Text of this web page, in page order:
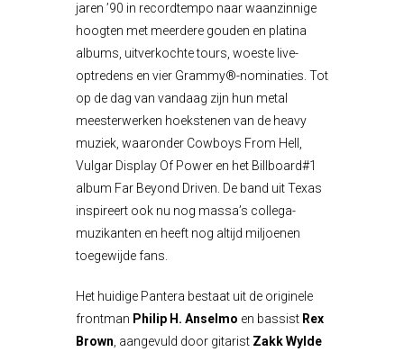
jaren ’90 in recordtempo naar waanzinnige
hoogten met meerdere gouden en platina
albums, uitverkochte tours, woeste live-
optredens en vier Grammy®-nominaties. Tot
op de dag van vandaag zijn hun metal
meesterwerken hoekstenen van de heavy
muziek, waaronder Cowboys From Hell,
Vulgar Display Of Power en het Billboard#1
album Far Beyond Driven. De band uit Texas
inspireert ook nu nog massa’s collega-
muzikanten en heeft nog altijd miljoenen
toegewijde fans.
Het huidige Pantera bestaat uit de originele
frontman Philip H. Anselmo en bassist Rex
Brown , aangevuld door gitarist Zakk Wylde